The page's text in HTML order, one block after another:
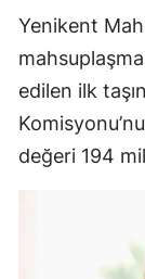
Yenikent
edilen ilk
değeri 194